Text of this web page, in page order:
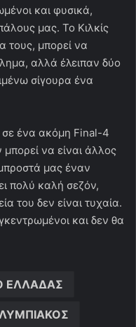
και φυσικά,
μας. Το Κιλκίς
τους, μπορεί να
αλλά έλειπαν δύο
σίγουρα ένα
σε ένα ακόμη Final-4
να είναι άλλος
μας έναν
πολύ καλή σεζόν,
του δεν είναι τυχαία.
και δεν θα
ΕΛΛΑΔΑΣ